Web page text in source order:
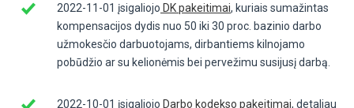
2022-11-01 įsigaliojo DK pakeitimai, kuriais sumažintas
kompensacijos dydis nuo 50 iki 30 proc. bazinio darbo
užmokesčio darbuotojams, dirbantiems kilnojamo
pobūdžio ar su kelionėmis bei pervežimu susijusį darbą.
2022-10-01 įsigaliojo Darbo kodekso pakeitimai, detaliau